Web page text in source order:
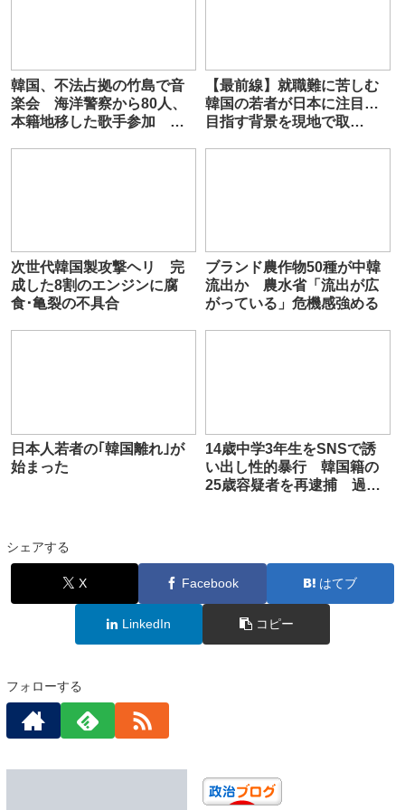
韓国、不法占拠の竹島で音
楽会 海洋警察から80人、
本籍地移した歌手参加 領
【最前線】就職難に苦しむ
韓国の若者が日本に注目…
目指す背景を現地で取
次世代韓国製攻撃ヘリ 完
成した8割のエンジンに腐
食･亀裂の不具合
ブランド農作物50種が中韓
流出か 農水省「流出が広
がっている」危機感強める
日本人若者の｢韓国離れ｣が
始まった
14歳中学3年生をSNSで誘
い出し性的暴行 韓国籍の
25歳容疑者を再逮捕 過去
シェアする
X Facebook はてブ
LinkedIn コピー
フォローする